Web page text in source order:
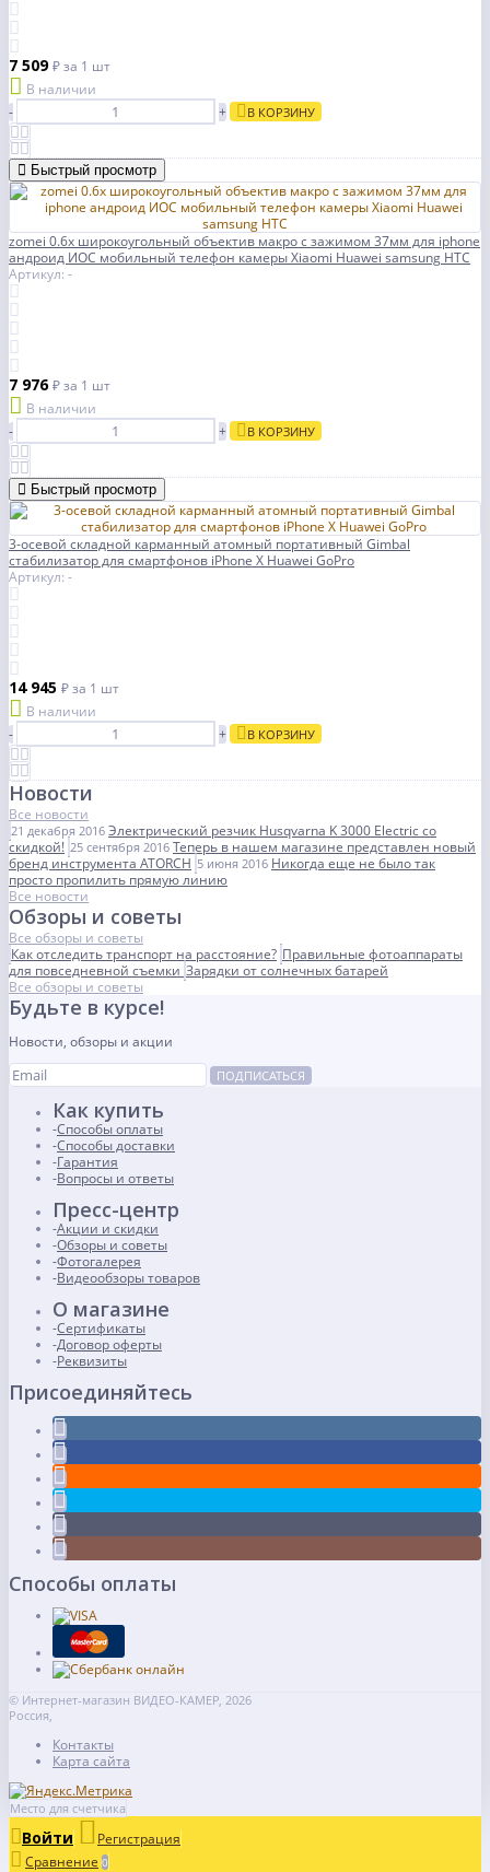
7 509₽за 1 шт
В наличии
-
+ В КОРЗИНУ
Быстрый просмотр
zomei 0.6x широкоугольный объектив макро с зажимом 37мм для iphone
андроид ИОС мобильный телефон камеры Xiaomi Huawei samsung HTC
Артикул: -
7 976₽за 1 шт
В наличии
-
+ В КОРЗИНУ
Быстрый просмотр
3-осевой складной карманный атомный портативный Gimbal
стабилизатор для смартфонов iPhone X Huawei GoPro
Артикул: -
14 945 ₽за 1 шт
В наличии
-
+ В КОРЗИНУ
Новости
Все новости
21 декабря 2016 Электрический резчик Husqvarna K 3000 Electric со
скидкой! 25 сентября 2016 Теперь в нашем магазине представлен новый
бренд инструмента ATORCH 5 июня 2016 Никогда еще не было так
просто пропилить прямую линию
Все новости
Обзоры и советы
Все обзоры и советы
Как отследить транспорт на расстояние? Правильные фотоаппараты
для повседневной съемки Зарядки от солнечных батарей
Все обзоры и советы
Будьте в курсе!
Новости, обзоры и акции
ПОДПИСАТЬСЯ
Как купить
Способы оплаты
Способы доставки
Гарантия
Вопросы и ответы
Пресс-центр
Акции и скидки
Обзоры и советы
Фотогалерея
Видеообзоры товаров
О магазине
Сертификаты
Договор оферты
Реквизиты
Присоединяйтесь
Способы оплаты
© Интернет-магазин ВИДЕО-КАМЕР, 2026
Россия,
Контакты
Карта сайта
Место для счетчика
Войти
Регистрация
Сравнение 0